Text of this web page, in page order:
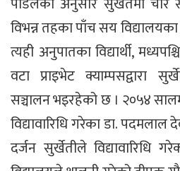
विभन्न तहका पाँच सय
त्यही अनुपातका विद्यार्थी,
वटा प्राइभेट क्याम्पसद्वारा
सञ्चालन भइरहेको छ । २०५४
विद्यावारिधि गरेका डा.
दर्जन सुर्खेतीले विद्यावारिधि